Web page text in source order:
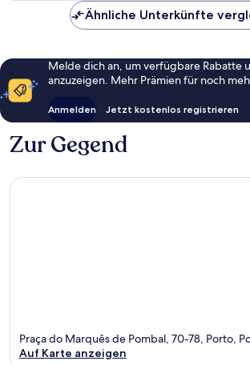
Ähnliche Unterkünfte
Melde dich an, um verfügbare Rabatte
anzuzeigen. Mehr Prämien für noch
Anmelden Jetzt kostenlos registrieren
Zur Gegend
Praça do Marquês de Pombal, 70-78, Porto,
Auf Karte anzeigen